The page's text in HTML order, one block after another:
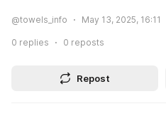
@towels_info May 13, 2025, 16:11
0 replies 0 reposts
Repost